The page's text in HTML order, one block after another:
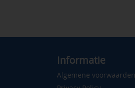
Informatie
Algemene voorwaarden